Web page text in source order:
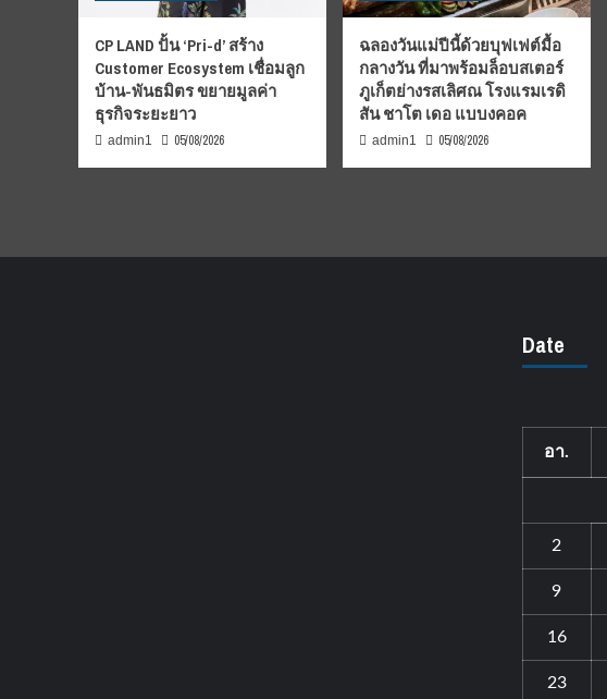
CP LAND ปั้น ‘Pri-d’ สร้าง
Customer Ecosystem เชื่อมลูก
บ้าน-พันธมิตร ขยายมูลค่า
ธุรกิจระยะยาว
admin1 05/08/2026
ฉลองวันแม่ปีนี้ด้วยบุฟเฟต์มื้อ
กลางวัน ที่มาพร้อมล็อบสเตอร์
ภูเก็ตย่างรสเลิศณ โรงแรมเรดิ
สัน ชาโต เดอ แบบงคอค
admin1 05/08/2026
Date
อา.
2
9
16
23